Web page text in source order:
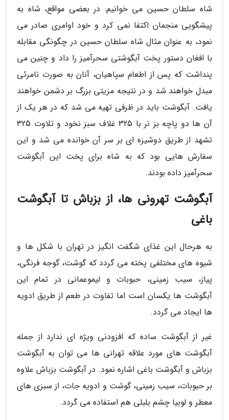
شاه سلطان حسین می خوانیم: در بعضی مواقع، شاه به
پیشگویی منجمان اکتفا نمی کرد و خود اوامری صادر می
نمود، به عنوان مثال شاه سلطان حسین در چگونگی مقابله
با افغان دستور پخت آبگوشتی سحرآمیز را داد و چنین می
پنداشت که پس از اطعام سپاهیان، آنان به صورت نامرئی
مبدل خواهند شد و در نتیجه مزیتی بزرگ بر دشمن خواهند
یافت. آبگوشت باید در ظرفی تهیه می شد که در هر یک از
آن ها دو پاچه بز نر با 325 غلاف سبز نخود و تلاوت 325
تشهد از طریق دوشیزه ای بر سر آن خوانده می شد و این
سفارش هایی بود که به شاه برای پخت این آبگوشت
سحرآمیز داده بودند.
آبگوشت تهرونی ها، از بزباش تا آبگوشت
باغی
به هرحال این غذای شگفت انگیز در تهران با شکل ها و
شیوه های مختلفی پخته می گردد که گوشت، گوجه فرنگی،
پیاز، سیب زمینی، حبوبات و لیموعمانی در تمام این
آبگوشت ها یکسان است اما تفاوت در طعم از طریق ادویه
ها ایجاد می گردد.
غیر از آبگوشت ساده که افزودنی ویژه ای ندارد از جمله
آبگوشت های مورد علاقه تهرانی ها می توان به آبگوشت
بزباش و آبگوشت باغی اشاره نمود. در آبگوشت بزباش علاوه
بر حبوبات، سیب زمینی، گوشت و ادویه جات، از سبزی های
معطر و لوبیا چشم بلبلی هم استفاده می گردد.